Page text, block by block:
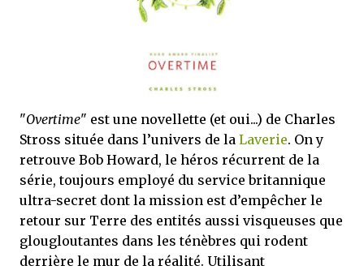
"Overtime" est une novellette (et oui...) de Charles
Stross située dans l’univers de la Laverie. On y
retrouve Bob Howard, le héros récurrent de la
série, toujours employé du service britannique
ultra-secret dont la mission est d’empêcher le
retour sur Terre des entités aussi visqueuses que
glougloutantes dans les ténèbres qui rodent
derrière le mur de la réalité. Utilisant